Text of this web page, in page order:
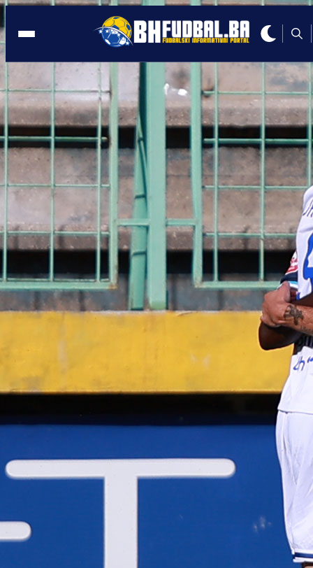
SARAJEVO
12:09, 04.03.2025
Predsjednik UEFA-e stigao u Sarajevo:
Dočekao ga Vico Zeljković
Autor:
Redakcija
12:09, 04.03.2025